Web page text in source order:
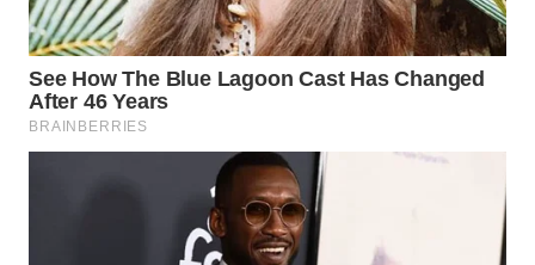
PADANG
LAWAS
WN
SUMEDANG